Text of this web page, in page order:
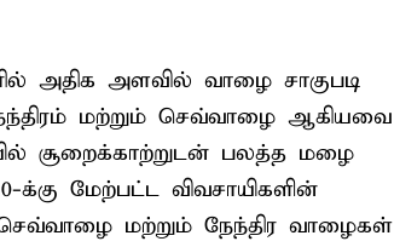
அதிக அளவில் வாழை சாகுபடி
மற்றும் செவ்வாழை ஆகியவை
சூறைக்காற்றுடன் பலத்த மழை
மேற்பட்ட விவசாயிகளின்
மற்றும் நேந்திர வாழைகள்